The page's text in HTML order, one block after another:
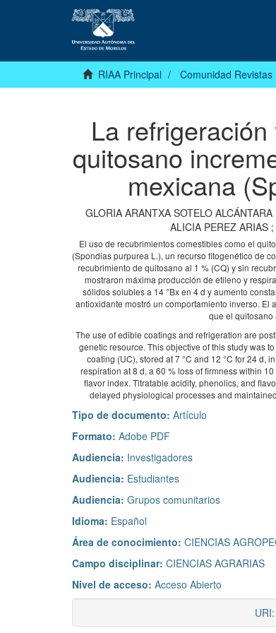
RIAA Principal Comunidad Revistas
La
quitosano
mexicana
GLORIA ARANTXA SOTELO ALCÁNTARA
ALICIA PEREZ ARIAS ;
El uso de recubrimientos comestibles como el
(Spondias purpurea L.), un recurso fitogenético de
recubrimiento de quitosano al 1 % (CQ) y sin
mostraron máxima producción de etileno y
sólidos solubles a 14 °Bx en 4 d y aumento
antioxidante mostró un comportamiento inverso. El
que el quitosano
The use of edible coatings and refrigeration are
genetic resource. This objective of this study was
coating (UC), stored at 7 °C and 12 °C for 24 d,
respiration at 8 d, a 60 % loss of firmness within
flavor index. Titratable acidity, phenolics, and
delayed physiological processes and
Tipo de documento: Artículo
Formato: Adobe PDF
Audiencia: Investigadores
Audiencia: Estudiantes
Audiencia: Grupos comunitarios
Idioma: Español
Área de conocimiento: CIENCIAS
Campo disciplinar: CIENCIAS AGRARIAS
Nivel de acceso: Acceso Abierto
URI: